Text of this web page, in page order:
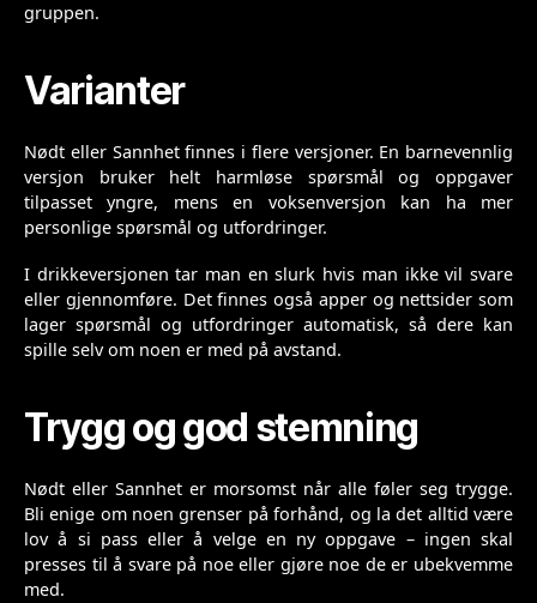
gruppen.
Varianter
Nødt eller Sannhet finnes i flere versjoner. En barnevennlig
versjon bruker helt harmløse spørsmål og oppgaver
tilpasset yngre, mens en voksenversjon kan ha mer
personlige spørsmål og utfordringer.
I drikkeversjonen tar man en slurk hvis man ikke vil svare
eller gjennomføre. Det finnes også apper og nettsider som
lager spørsmål og utfordringer automatisk, så dere kan
spille selv om noen er med på avstand.
Trygg og god stemning
Nødt eller Sannhet er morsomst når alle føler seg trygge.
Bli enige om noen grenser på forhånd, og la det alltid være
lov å si pass eller å velge en ny oppgave – ingen skal
presses til å svare på noe eller gjøre noe de er ubekvemme
med.